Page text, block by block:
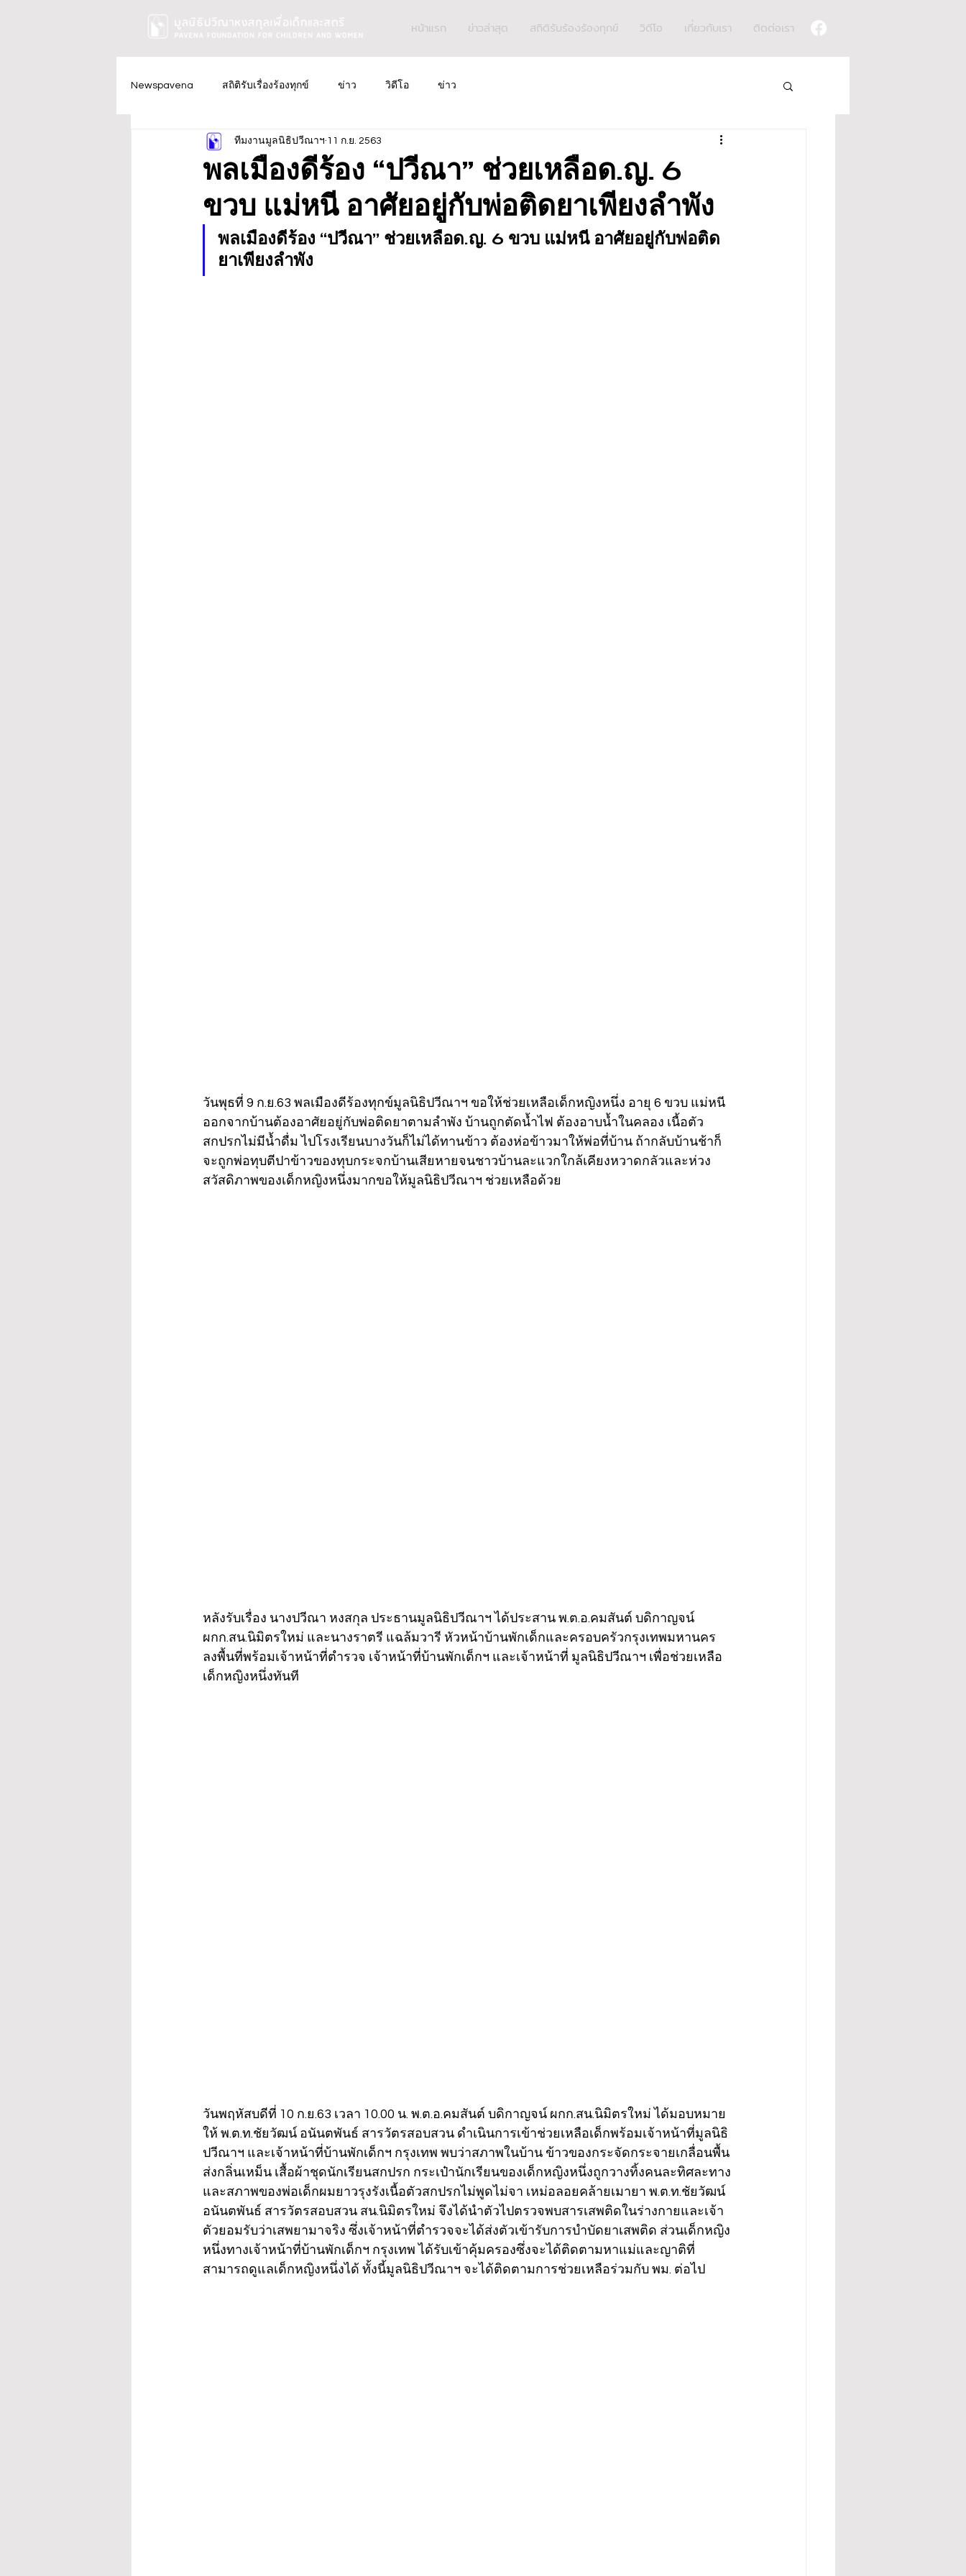
หน้าแรก ข่าวล่าสุด สถิติรับร้องร้องทุกข์ วิดีโอ เกี่ยวกับเรา ติดต่อเรา
Newspavena สถิติรับเรื่องร้องทุกข์ ข่าว วิดีโอ ข่าว
พลเมืองดีร้อง “ปวีณา” ช่วยเหลือด.ญ. 6
ขวบ แม่หนี อาศัยอยู่กับพ่อติดยาเพียงลำพัง
ทีมงานมูลนิธิปวีณาฯ 11 ก.ย. 2563
พลเมืองดีร้อง “ปวีณา” ช่วยเหลือด.ญ. 6 ขวบ แม่หนี อาศัยอยู่กับพ่อติด
ยาเพียงลำพัง
วันพุธที่ 9 ก.ย.63 พลเมืองดีร้องทุกข์มูลนิธิปวีณาฯ ขอให้ช่วยเหลือเด็กหญิงหนึ่ง อายุ 6 ขวบ แม่หนี
ออกจากบ้านต้องอาศัยอยู่กับพ่อติดยาตามลำพัง บ้านถูกตัดน้ำไฟ ต้องอาบน้ำในคลอง เนื้อตัว
สกปรกไม่มีน้ำดื่ม ไปโรงเรียนบางวันก็ไม่ได้ทานข้าว ต้องห่อข้าวมาให้พ่อที่บ้าน ถ้ากลับบ้านช้าก็
จะถูกพ่อทุบตีปาข้าวของทุบกระจกบ้านเสียหายจนชาวบ้านละแวกใกล้เคียงหวาดกลัวและห่วง
สวัสดิภาพของเด็กหญิงหนึ่งมากขอให้มูลนิธิปวีณาฯ ช่วยเหลือด้วย
หลังรับเรื่อง นางปวีณา หงสกุล ประธานมูลนิธิปวีณาฯ ได้ประสาน พ.ต.อ.คมสันต์ บดิกาญจน์
ผกก.สน.นิมิตรใหม่ และนางราตรี แฉล้มวารี หัวหน้าบ้านพักเด็กและครอบครัวกรุงเทพมหานคร
ลงพื้นที่พร้อมเจ้าหน้าที่ตำรวจ เจ้าหน้าที่บ้านพักเด็กฯ และเจ้าหน้าที่ มูลนิธิปวีณาฯ เพื่อช่วยเหลือ
เด็กหญิงหนึ่งทันที
วันพฤหัสบดีที่ 10 ก.ย.63 เวลา 10.00 น. พ.ต.อ.คมสันต์ บดิกาญจน์ ผกก.สน.นิมิตรใหม่ ได้มอบหมาย
ให้ พ.ต.ท.ชัยวัฒน์ อนันตพันธ์ สารวัตรสอบสวน ดำเนินการเข้าช่วยเหลือเด็กพร้อมเจ้าหน้าที่มูลนิธิ
ปวีณาฯ และเจ้าหน้าที่บ้านพักเด็กฯ กรุงเทพ พบว่าสภาพในบ้าน ข้าวของกระจัดกระจายเกลื่อนพื้น
ส่งกลิ่นเหม็น เสื้อผ้าชุดนักเรียนสกปรก กระเป๋านักเรียนของเด็กหญิงหนึ่งถูกวางทิ้งคนละทิศละทาง
และสภาพของพ่อเด็กผมยาวรุงรังเนื้อตัวสกปรกไม่พูดไม่จา เหม่อลอยคล้ายเมายา พ.ต.ท.ชัยวัฒน์
อนันตพันธ์ สารวัตรสอบสวน สน.นิมิตรใหม่ จึงได้นำตัวไปตรวจพบสารเสพติดในร่างกายและเจ้า
ตัวยอมรับว่าเสพยามาจริง ซึ่งเจ้าหน้าที่ตำรวจจะได้ส่งตัวเข้ารับการบำบัดยาเสพติด ส่วนเด็กหญิง
หนึ่งทางเจ้าหน้าที่บ้านพักเด็กฯ กรุงเทพ ได้รับเข้าคุ้มครองซึ่งจะได้ติดตามหาแม่และญาติที่
สามารถดูแลเด็กหญิงหนึ่งได้ ทั้งนี้มูลนิธิปวีณาฯ จะได้ติดตามการช่วยเหลือร่วมกับ พม. ต่อไป